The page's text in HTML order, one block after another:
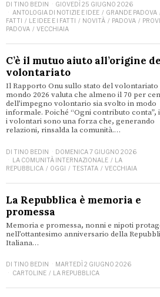
DI TINO BEDIN
GIOVEDÌ 25 GIUGNO 2026
ANTOLOGIA DI NOTIZIE E IDEE / GRANDE PADOVA
FATTI
/ LE IDEE E I FATTI / NOVITÀ / PADOVA /
PADOVA / VECCHIAIA
C’è il mutuo aiuto all’origine
volontariato
Il Rapporto Onu sullo stato del volontariato
mondo 2026 valuta che almeno il 70 per
dell’impegno volontario sia svolto in modo
informale. Poiché “Ogni contributo conta”,
i volontari sono una forza che, generando
relazioni, rinsalda la comunità.…
DI TINO BEDIN
DOMENICA 7 GIUGNO 2026
LA COMUNITÀ INTERNAZIONALE / LA
REPUBBLICA / OGGI / TESTATA / VECCHIAIA
La Repubblica è memoria e
promessa
Memoria e promessa, nonni e nipoti
nell’ottantesimo anniversario della
Italiana…
DI TINO BEDIN
MARTEDÌ 2 GIUGNO 2026
CARTOLINE / LA REPUBBLICA